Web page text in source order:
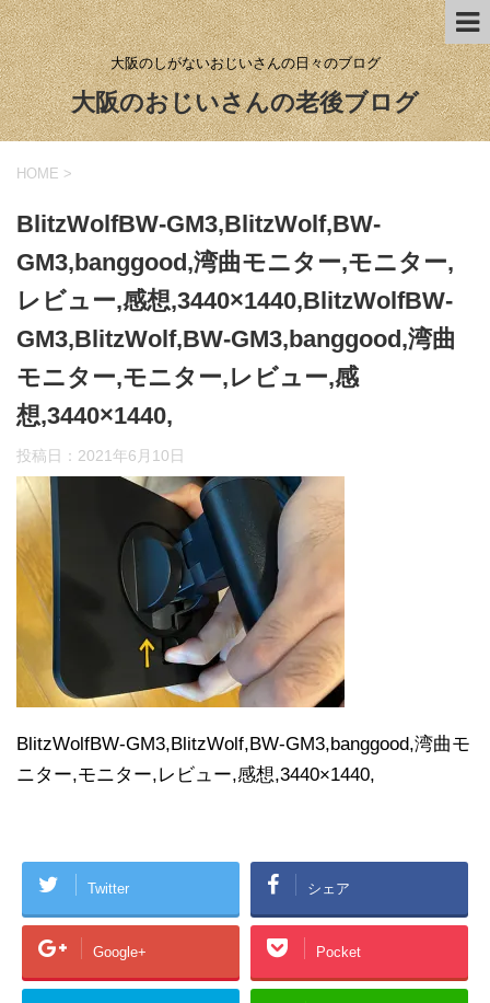
大阪のしがないおじいさんの日々のブログ
大阪のおじいさんの老後ブログ
HOME >
BlitzWolfBW-GM3,BlitzWolf,BW-
GM3,banggood,湾曲モニター,モニター,
レビュー,感想,3440×1440,BlitzWolfBW-
GM3,BlitzWolf,BW-GM3,banggood,湾曲
モニター,モニター,レビュー,感
想,3440×1440,
投稿日： 2021年6月10日
BlitzWolfBW-GM3,BlitzWolf,BW-GM3,banggood,湾曲モ
ニター,モニター,レビュー,感想,3440×1440,
Twitter シェア
Google+ Pocket